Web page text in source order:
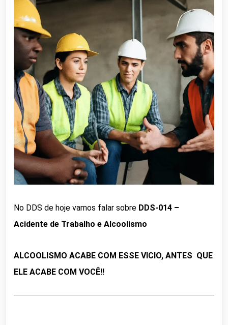
No DDS de hoje vamos falar sobre DDS-014 –
Acidente de Trabalho e Alcoolismo
ALCOOLISMO ACABE COM ESSE VICIO, ANTES QUE
ELE ACABE COM VOCÊ!!